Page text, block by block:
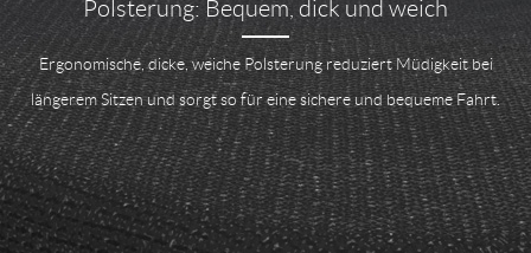
Polsterung: Bequem, dick und weich
Ergonomische, dicke, weiche Polsterung reduziert Müdigkeit bei
längerem Sitzen und sorgt so für eine sichere und bequeme Fahrt.